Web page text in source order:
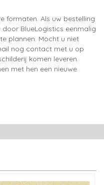
formaten. Als uw bestelling
BlueLogistics eenmalig
plannen. Mocht u niet
nog contact met u op
komen leveren.
met hen een nieuwe